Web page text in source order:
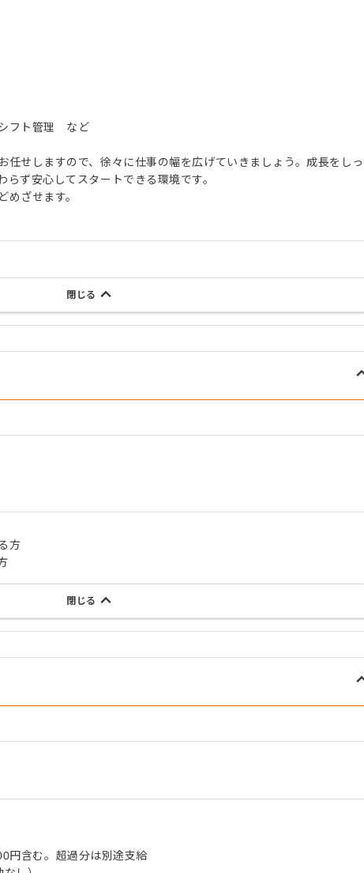
シフト管理 など
任せしますので、徐々に仕事の幅を広げていきましょう。成長をしっ
ず安心してスタートできる環境です。
めざせます。
閉じる
方
閉じる
円含む。超過分は別途支給